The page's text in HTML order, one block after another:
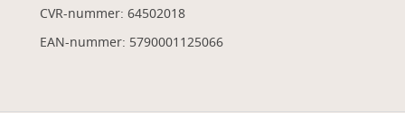
CVR-nummer: 64502018
EAN-nummer: 5790001125066